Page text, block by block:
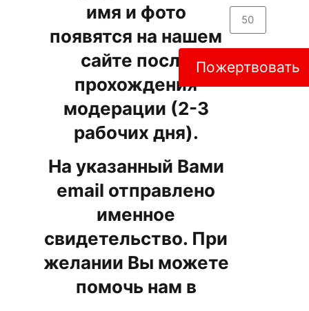
имя и фото
появятся на нашем
сайте после
прохождения
модерации (2-3
рабочих дня).
На указанный Вами
email отправлено
именное
свидетельство. При
желании Вы можете
помочь нам в
Пожертвовать